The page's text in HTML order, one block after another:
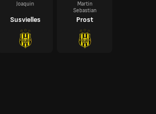
Joaquin
Susvielles
Martin
Sebastian
Prost